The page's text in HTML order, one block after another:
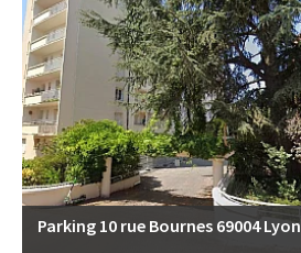
Parking 10 rue Bournes 69004 Lyon